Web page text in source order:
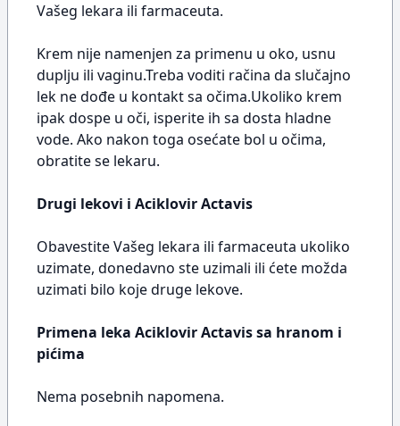
Vašeg lekara ili farmaceuta.
Krem nije namenjen za primenu u oko, usnu
duplju ili vaginu.Treba voditi račina da slučajno
lek ne dođe u kontakt sa očima.Ukoliko krem
ipak dospe u oči, isperite ih sa dosta hladne
vode. Ako nakon toga osećate bol u očima,
obratite se lekaru.
Drugi lekovi i Aciklovir Actavis
Obavestite Vašeg lekara ili farmaceuta ukoliko
uzimate, donedavno ste uzimali ili ćete možda
uzimati bilo koje druge lekove.
Primena leka Aciklovir Actavis sa hranom i
pićima
Nema posebnih napomena.